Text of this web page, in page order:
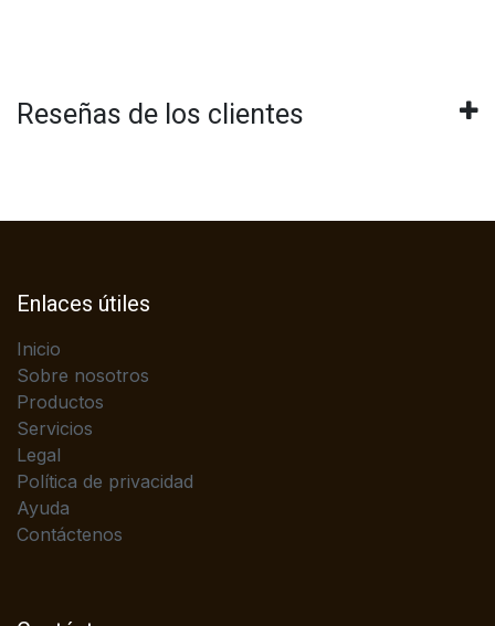
Reseñas de los clientes
Enlaces útiles
Inicio
Sobre nosotros
Productos
Servicios
Legal
Política de privacidad
Ayuda
Contáctenos